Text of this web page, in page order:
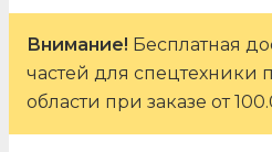
Внимание! Бесплатная
частей для спецтехники
области при заказе от